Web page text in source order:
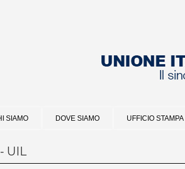
SIAMO DOVE SIAMO UFFICIO STAMPA
UIL